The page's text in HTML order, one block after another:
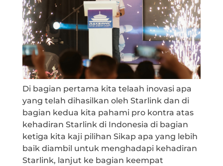
Di bagian pertama kita telaah inovasi apa
yang telah dihasilkan oleh Starlink dan di
bagian kedua kita pahami pro kontra atas
kehadiran Starlink di Indonesia di bagian
ketiga kita kaji pilihan Sikap apa yang lebih
baik diambil untuk menghadapi kehadiran
Starlink, lanjut ke bagian keempat